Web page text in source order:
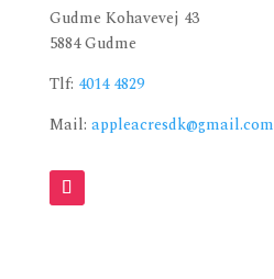
Gudme Kohavevej 43
5884 Gudme
Tlf: 4014 4829
Mail: appleacresdk@gmail.com